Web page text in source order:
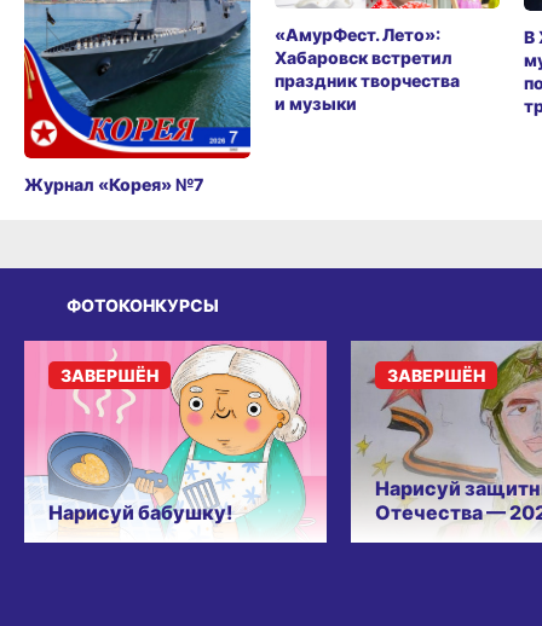
Журнал «Корея» №7
«АмурФест. Лето»:
Хабаровск встретил
праздник творчества
и музыки
В
ФОТОКОНКУРСЫ
Нарисуй бабушку!
ЗАВЕРШЁН
Нарисуй
Отечества —
ЗАВЕРШЁН